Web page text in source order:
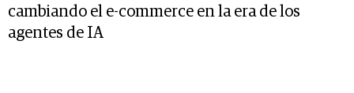
cambiando el e-commerce en la era de los
agentes de IA